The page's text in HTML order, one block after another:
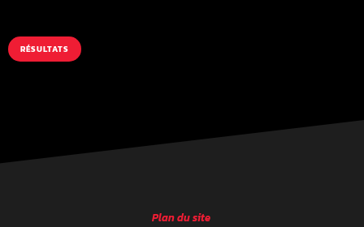
RÉSULTATS
Plan du site